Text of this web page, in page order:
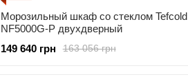
Морозильный шкаф со стеклом Tefcold
NF5000G-P двухдверный
163 056 грн
149 640 грн